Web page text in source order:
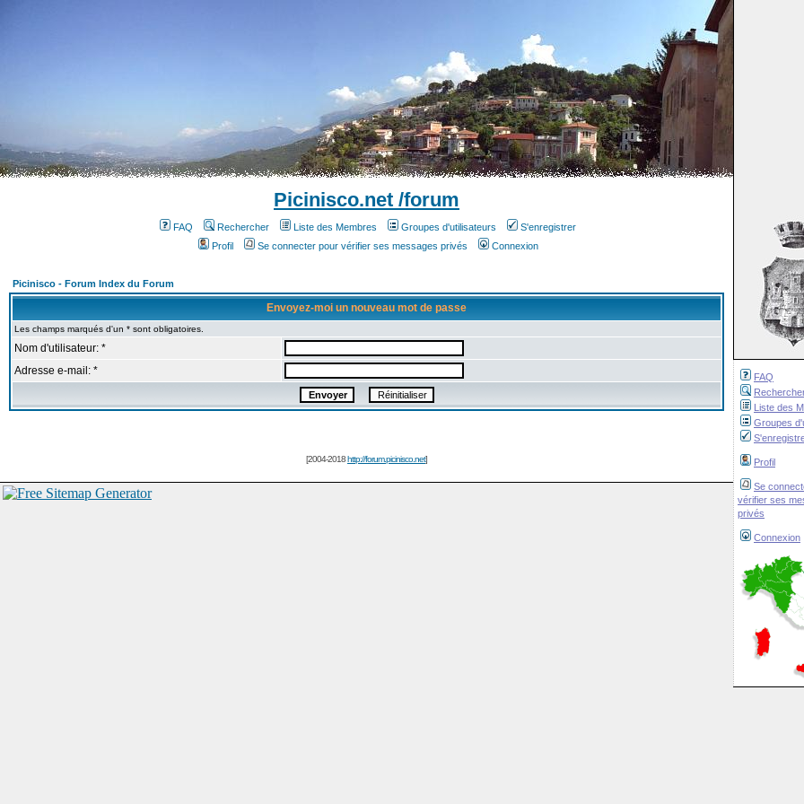
FAQ
Liste des
Groupes
Profil
Se
vérifier ses
privés
Connexion
Picinisco.net /forum
FAQ Rechercher Liste des Membres Groupes d'utilisateurs
S'enregistrer
Profil
Se connecter pour vérifier ses messages privés Connexion
Picinisco - Forum Index du Forum
Envoyez-moi un nouveau mot de passe
Les champs marqués d'un * sont obligatoires.
Nom d'utilisateur: *
Adresse e-mail: *
[2004-2018http://forum.picinisco.net]